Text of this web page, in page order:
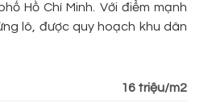
Hồ Chí Minh. Với điểm mạnh
lô, được quy hoạch khu dân
16 triệu/m2